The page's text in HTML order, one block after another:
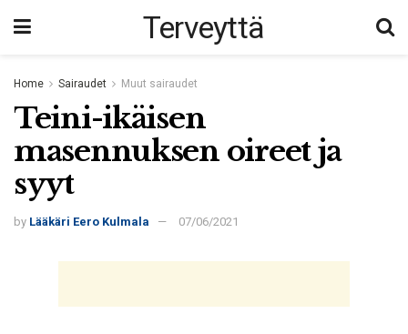
Terveyttä
Home Sairaudet Muut sairaudet
Teini-ikäisen
masennuksen oireet ja
syyt
by Lääkäri Eero Kulmala 07/06/2021